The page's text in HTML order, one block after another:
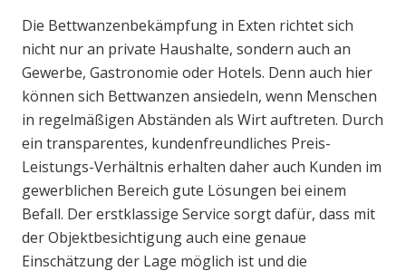
Die Bettwanzenbekämpfung in Exten richtet sich
nicht nur an private Haushalte, sondern auch an
Gewerbe, Gastronomie oder Hotels. Denn auch hier
können sich Bettwanzen ansiedeln, wenn Menschen
in regelmäßigen Abständen als Wirt auftreten. Durch
ein transparentes, kundenfreundliches Preis-
Leistungs-Verhältnis erhalten daher auch Kunden im
gewerblichen Bereich gute Lösungen bei einem
Befall. Der erstklassige Service sorgt dafür, dass mit
der Objektbesichtigung auch eine genaue
Einschätzung der Lage möglich ist und die